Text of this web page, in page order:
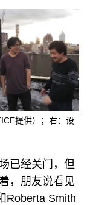
提供）；右：设
已经关门，但
，朋友说看见
Roberta Smith